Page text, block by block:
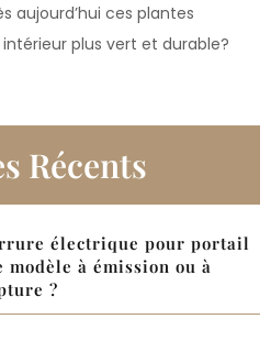
aujourd’hui ces plantes
plus vert et durable?
Récents
électrique pour portail
modèle à émission ou à
?